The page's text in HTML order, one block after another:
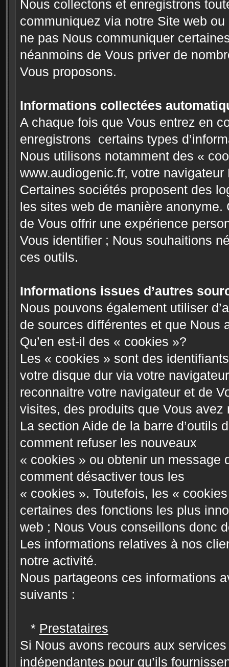
Nous collectons et enregistrons
communiquez via notre Site web
ne pas Nous communiquer
néanmoins de Vous priver de
Vous proposons.
Informations collectées
A chaque fois que Vous entrez en
enregistrons certains types
Nous utilisons notamment des «
www.audiogenic.fr, votre
Certaines sociétés proposent des
les sites web de manière
de Vous offrir une expérience
Vous identifier ; Nous souhaitions
ces outils.
Informations issues d’autres
Nous pouvons également utiliser
de sources différentes et que Nous
Qu’en est-il des « cookies »?
Les « cookies » sont des
votre disque dur via votre
reconnaitre votre navigateur et de
visites, des produits que Vous avez
La section Aide de la barre d’outils
comment refuser les nouveaux
« cookies » ou obtenir un message
comment désactiver tous les
« cookies ». Toutefois, les «
certaines des fonctions les plus
web ; Nous Vous conseillons donc
Les informations relatives à nos
notre activité.
Nous partageons ces informations
suivants :
* Prestataires
Si Nous avons recours aux
indépendantes pour qu’ils